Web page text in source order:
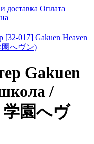
доставка Оплата
[32-017] Gakuen Heaven
園へヴン)
Gakuen
/
学園へヴ